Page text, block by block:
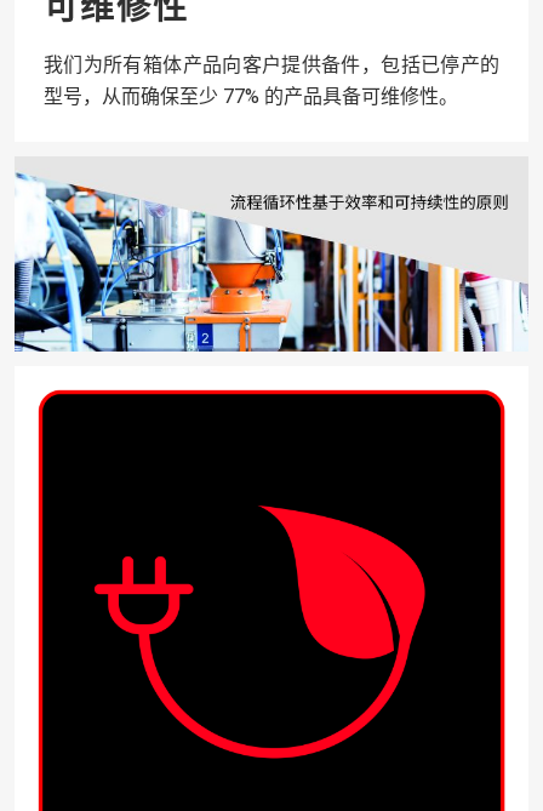
我们为所有箱体产品向客户提供备件，包括已停产的
型号，从而确保至少 77% 的产品具备可维修性。